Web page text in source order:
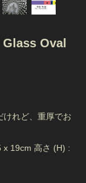
Glass Oval
けれど、重厚でお
19cm 高さ (H) :